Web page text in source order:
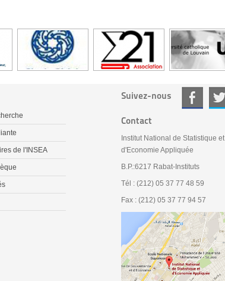
de l'INSEA
Suivez-nous
Contact
Institut National de Statistique et
d'Economie Appliquée
B.P.:6217 Rabat-Instituts
Tél : (212) 05 37 77 48 59
Fax : (212) 05 37 77 94 57